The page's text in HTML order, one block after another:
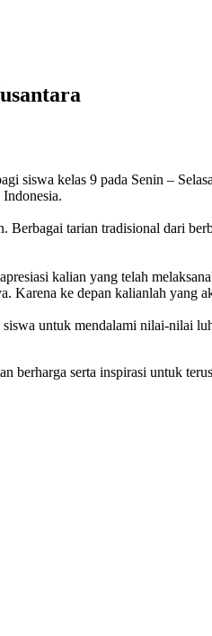
siswa kelas 9 pada Senin –
tarian tradisional dari
kalian yang telah
Karena ke depan kalianlah yang
untuk mendalami nilai-nilai
berharga serta inspirasi untuk